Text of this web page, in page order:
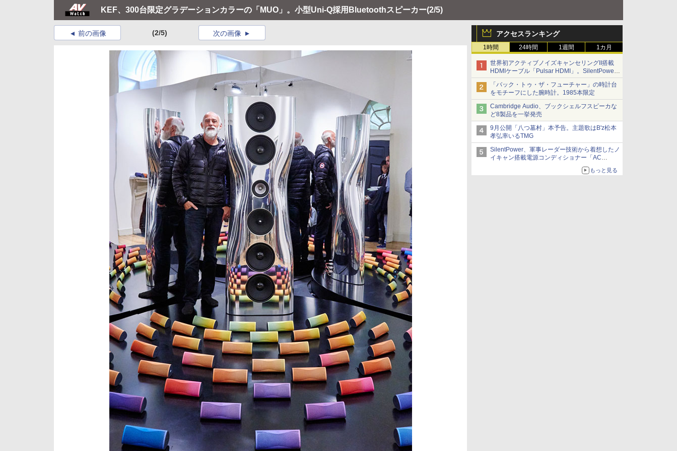
KEF、300台限定グラデーションカラーの「MUO」。小型Uni-Q採用Bluetoothスピーカー(2/5)
アクセスランキング
1時間 24時間 1週間 1カ月
世界初アクティブノイズキャンセリングII搭載
HDMIケーブル「Pulsar HDMI」。SilentPower
から
「バック・トゥ・ザ・フューチャー」の時計台
をモチーフにした腕時計。1985本限定
Cambridge Audio、ブックシェルフスピーカな
ど8製品を一挙発売
9月公開「八つ墓村」本予告。主題歌はB'z松本
孝弘率いるTMG
SilentPower、軍事レーダー技術から着想したノ
イキャン搭載電源コンディショナー「AC
もっと見る
前の画像 (2/5) 次の画像